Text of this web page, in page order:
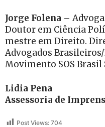
Jorge Folena –
Doutor em Ciência
mestre em Direito.
Advogados
Movimento SOS Brasil
Lidia Pena
Assessoria de
Post Views: 704